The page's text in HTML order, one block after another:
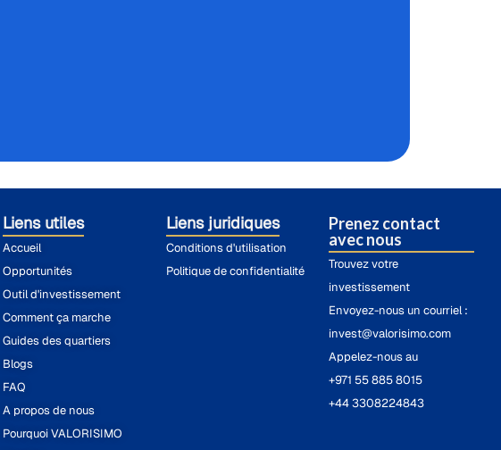
Liens utiles
Accueil
Opportunités
Outil d'investissement
Comment ça marche
Guides des quartiers
Blogs
FAQ
A propos de nous
Pourquoi VALORISIMO
Liens juridiques
Conditions d'utilisation
Politique de confidentialité
Prenez contact
avec nous
Trouvez votre
investissement
Envoyez-nous un courriel :
invest@valorisimo.com
Appelez-nous au
+971 55 885 8015
+44 3308224843